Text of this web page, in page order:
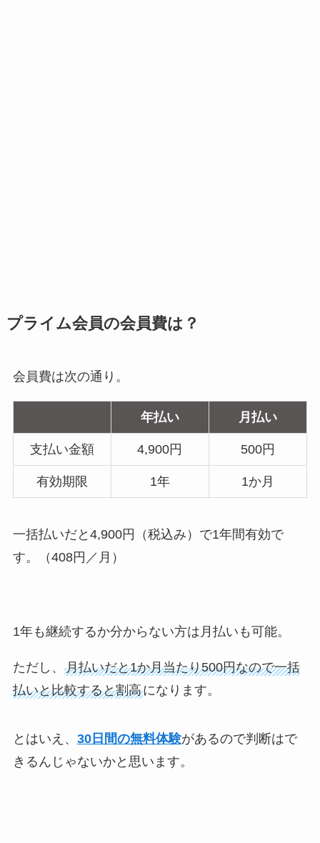
プライム会員の会員費は？
会員費は次の通り。
年払い 月払い
支払い金額 4,900円 500円
有効期限 1年 1か月
一括払いだと4,900円（税込み）で1年間有効で
す。（408円／月）
1年も継続するか分からない方は月払いも可能。
ただし、 月払いだと1か月当たり500円なので一括
払いと比較すると割高になります。
とはいえ、 30日間の無料体験があるので判断はで
きるんじゃないかと思います。